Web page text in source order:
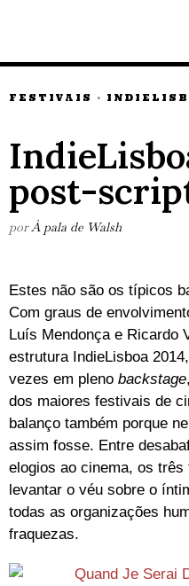
FESTIVAIS ·
post-
porÀ pala de Walsh
Estes não são os típicos
Com graus de
Luís Mendonça e Ricardo
estrutura IndieLisboa
vezes em pleno backstage
dos maiores festivais de
balanço também porque
assim fosse. Entre
elogios ao cinema, os
levantar o véu sobre o
todas as organizações
fraquezas.